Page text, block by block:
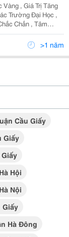
, Giá Trị Tăng
Chắn , Tâm
, Kinh Doanh Thuận
>1 năm
Cầu Giấy
Giấy
Hội
Nội
Giấy
Hà Đông